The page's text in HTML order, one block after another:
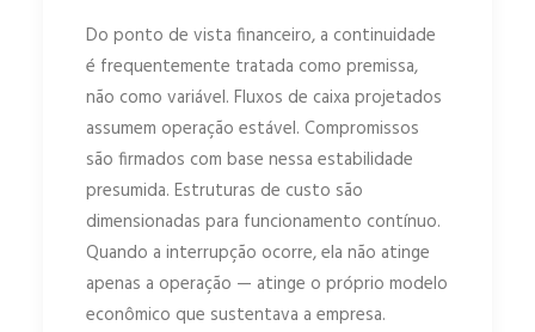
Do ponto de vista financeiro, a continuidade
é frequentemente tratada como premissa,
não como variável. Fluxos de caixa projetados
assumem operação estável. Compromissos
são firmados com base nessa estabilidade
presumida. Estruturas de custo são
dimensionadas para funcionamento contínuo.
Quando a interrupção ocorre, ela não atinge
apenas a operação — atinge o próprio modelo
econômico que sustentava a empresa.